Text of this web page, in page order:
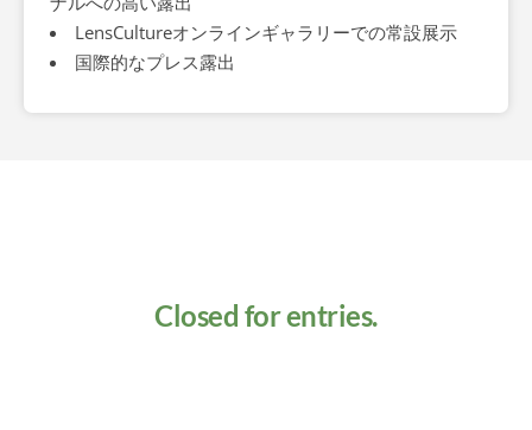
LensCultureオンラインギャラリーでの常設展示
国際的なプレス露出
Closed for entries.